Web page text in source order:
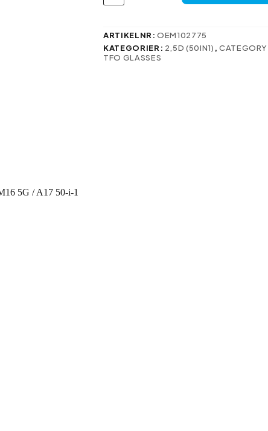
Galaxy
A16
4G
ARTIKELNR:OEM102775
KATEGORIER: 2,5D (50IN1) , CATEGORY
TFO GLASSES